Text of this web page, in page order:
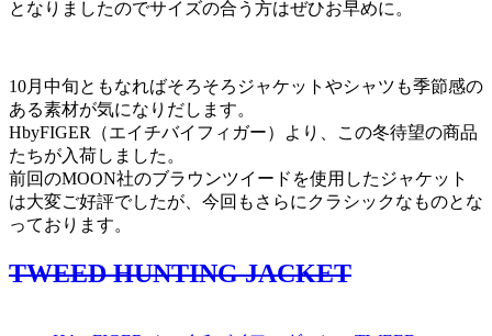
となりましたのでサイズの合う方はぜひお早めに。
10月中旬ともなればそろそろジャケットやシャツも季節感の
ある素材が気になりだします。
HbyFIGER（エイチバイフィガー）より、この冬待望の商品
たちが入荷しました。
前回のMOON社のブラウンツイードを使用したジャケット
は大変ご好評でしたが、今回もさらにクラシックなものとな
っております。
TWEED HUNTING JACKET